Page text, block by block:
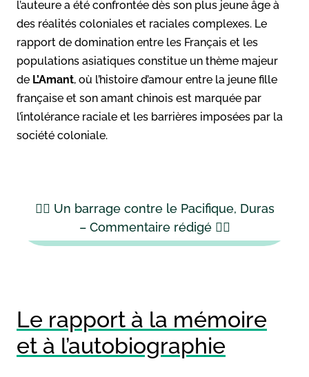
l’auteure a été confrontée dès son plus jeune âge à
des réalités coloniales et raciales complexes. Le
rapport de domination entre les Français et les
populations asiatiques constitue un thème majeur
de L’Amant, où l’histoire d’amour entre la jeune fille
française et son amant chinois est marquée par
l’intolérance raciale et les barrières imposées par la
société coloniale.
👉🏻 Un barrage contre le Pacifique, Duras
– Commentaire rédigé 👈🏻
Le rapport à la mémoire
et à l’autobiographie